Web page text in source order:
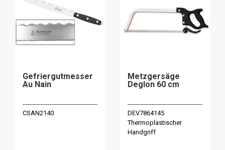
Gefriergutmesser
Au Nain
CSAN2140
Metzgersäge
Deglon 60 cm
DEV7864145
Thermoplastischer
Handgriff